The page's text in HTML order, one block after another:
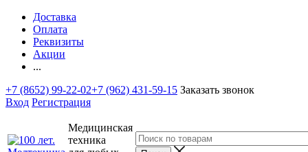
Доставка
Оплата
Реквизиты
Акции
...
+7 (8652) 99-22-02+7 (962) 431-59-15 Заказать звонок
Вход Регистрация
Медицинская
техника